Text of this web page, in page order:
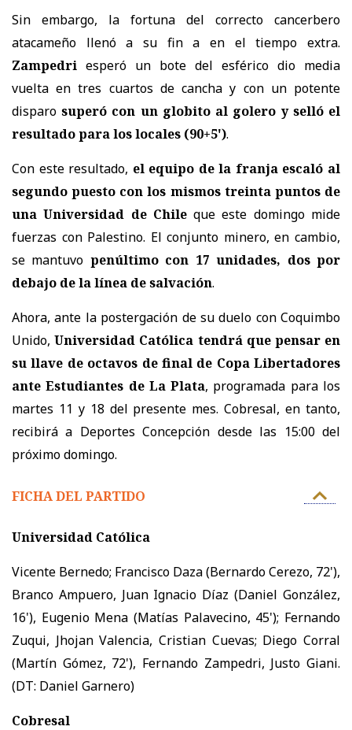
Sin embargo, la fortuna del correcto cancerbero
atacameño llenó a su fin a en el tiempo extra.
Zampedri esperó un bote del esférico dio media
vuelta en tres cuartos de cancha y con un potente
disparosuperó con un globito al golero y selló el
resultado para los locales (90+5').
Con este resultado, el equipo de la franja escaló al
segundo puesto con los mismos treinta puntos de
una Universidad de Chileque este domingo mide
fuerzas con Palestino. El conjunto minero, en cambio,
se mantuvo penúltimo con 17 unidades, dos por
debajo de la línea de salvación.
Ahora, ante la postergación de su duelo con Coquimbo
Unido,Universidad Católica tendrá que pensar en
su llave de octavos de final de Copa Libertadores
ante Estudiantes de La Plata, programada para los
martes 11 y 18 del presente mes. Cobresal, en tanto,
recibirá a Deportes Concepción desde las 15:00 del
próximo domingo.
FICHA DEL PARTIDO
Universidad Católica
Vicente Bernedo; Francisco Daza (Bernardo Cerezo, 72'),
Branco Ampuero, Juan Ignacio Díaz (Daniel González,
16'), Eugenio Mena (Matías Palavecino, 45'); Fernando
Zuqui, Jhojan Valencia, Cristian Cuevas; Diego Corral
(Martín Gómez, 72'), Fernando Zampedri, Justo Giani.
(DT: Daniel Garnero)
Cobresal